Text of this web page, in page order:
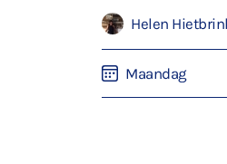
Helen
Maandag